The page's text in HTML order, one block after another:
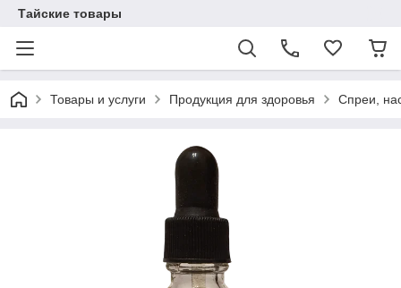
Тайские товары
Товары и услуги Продукция для здоровья Спреи,